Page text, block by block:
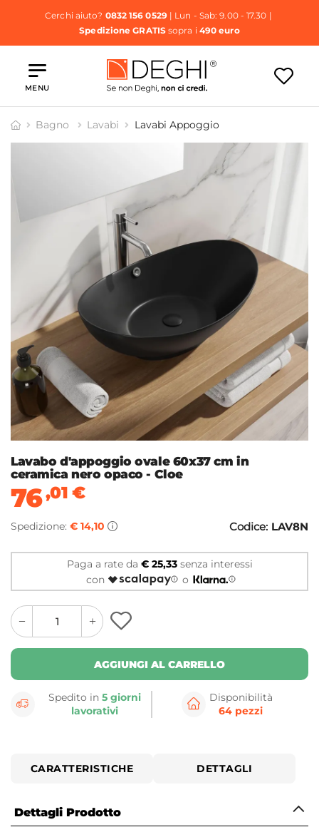
Cerchi aiuto? 0832 156 0529| Lun - Sab: 9.00 - 17.30 |
Spedizione GRATISsopra i 490 euro
MENU
Bagno Lavabi Lavabi Appoggio
Lavabo d'appoggio ovale 60x37 cm in
ceramica nero opaco - Cloe
76,01 €
Spedizione: € 14,10 Codice: LAV8N
Paga a rate da € 25,33senza interessi
con
o
quantity
button
quantity
minus
button
AGGIUNGI AL CARRELLO
Spedito in5 giorni
lavorativi
Disponibilità
64 pezzi
CARATTERISTICHE DETTAGLI
Dettagli Prodotto